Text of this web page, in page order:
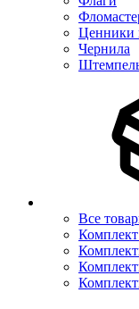
Ценники
Чернила
Все